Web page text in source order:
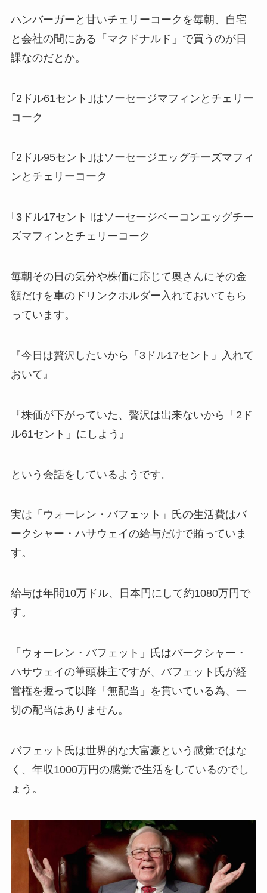
ハンバーガーと甘いチェリーコークを毎朝、自宅
と会社の間にある「マクドナルド」で買うのが日
課なのだとか。
｢2ドル61セント｣はソーセージマフィンとチェリー
コーク
｢2ドル95セント｣はソーセージエッグチーズマフィ
ンとチェリーコーク
｢3ドル17セント｣はソーセージベーコンエッグチー
ズマフィンとチェリーコーク
毎朝その日の気分や株価に応じて奥さんにその金
額だけを車のドリンクホルダー入れておいてもら
っています。
『今日は贅沢したいから「3ドル17セント」入れて
おいて』
『株価が下がっていた、贅沢は出来ないから「2ド
ル61セント」にしよう』
という会話をしているようです。
実は「ウォーレン・バフェット」氏の生活費はバ
ークシャー・ハサウェイの給与だけで賄っていま
す。
給与は年間10万ドル、日本円にして約1080万円で
す。
「ウォーレン・バフェット」氏はバークシャー・
ハサウェイの筆頭株主ですが、バフェット氏が経
営権を握って以降「無配当」を貫いている為、一
切の配当はありません。
バフェット氏は世界的な大富豪という感覚ではな
く、 年収1000万円の感覚で生活をしているのでし
ょう。